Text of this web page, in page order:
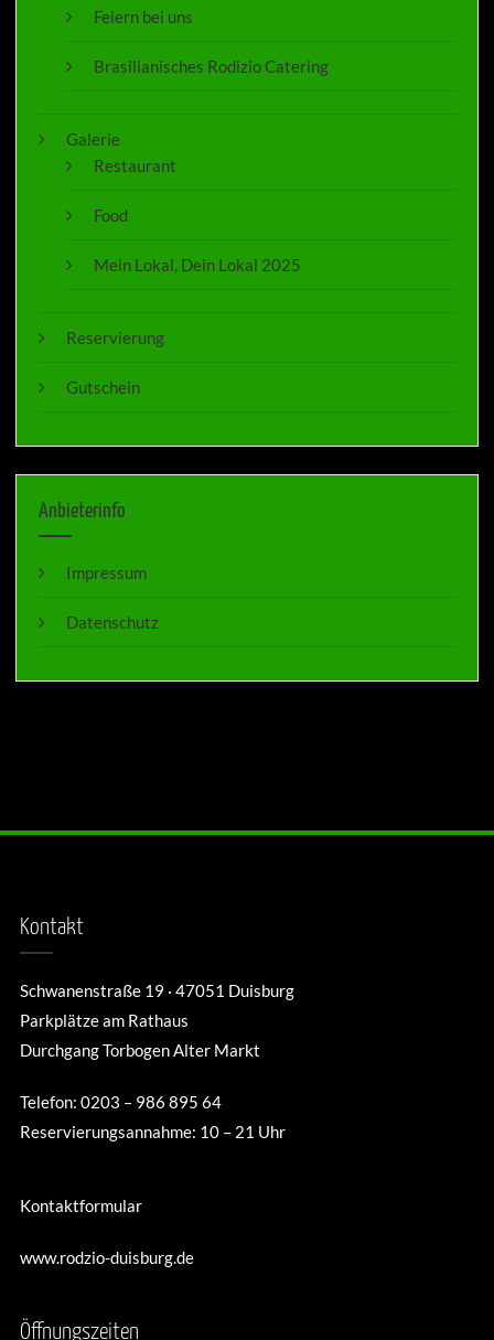
Feiern bei uns
Brasilianisches Rodizio Catering
Galerie
Restaurant
Food
Mein Lokal, Dein Lokal 2025
Reservierung
Gutschein
Anbieterinfo
Impressum
Datenschutz
Kontakt
Schwanenstraße 19 · 47051 Duisburg
Parkplätze am Rathaus
Durchgang Torbogen Alter Markt
Telefon: 0203 – 986 895 64
Reservierungsannahme: 10 – 21 Uhr
Kontaktformular
www.rodzio-duisburg.de
Öffnungszeiten